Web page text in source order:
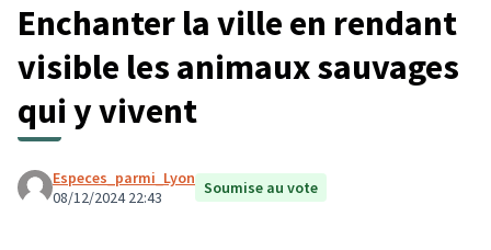
Enchanter la ville en rendant
visible les animaux sauvages
qui y vivent
Especes_parmi_Lyon
08/12/2024 22:43
Soumise au vote